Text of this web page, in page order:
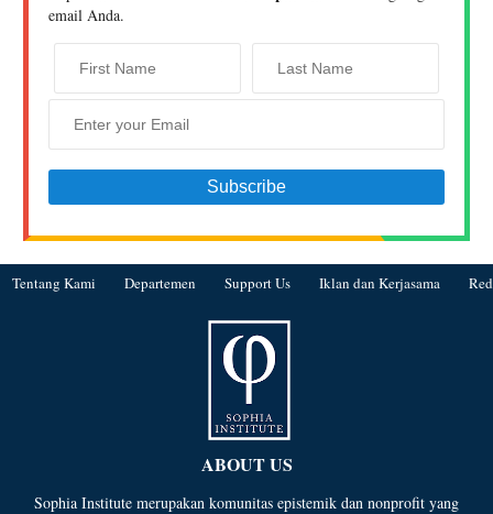
email Anda.
Tentang Kami Departemen Support Us Iklan dan Kerjasama
ABOUT US
Sophia Institute merupakan komunitas epistemik dan nonprofit yang